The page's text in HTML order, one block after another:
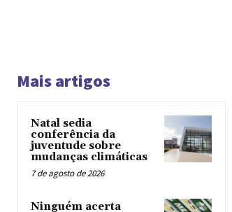
Mais artigos
Natal sedia
conferência da
juventude sobre
mudanças climáticas
7 de agosto de 2026
Ninguém acerta